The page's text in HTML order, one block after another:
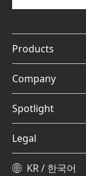
Products
Company
Spotlight
Legal
KR / 한국어